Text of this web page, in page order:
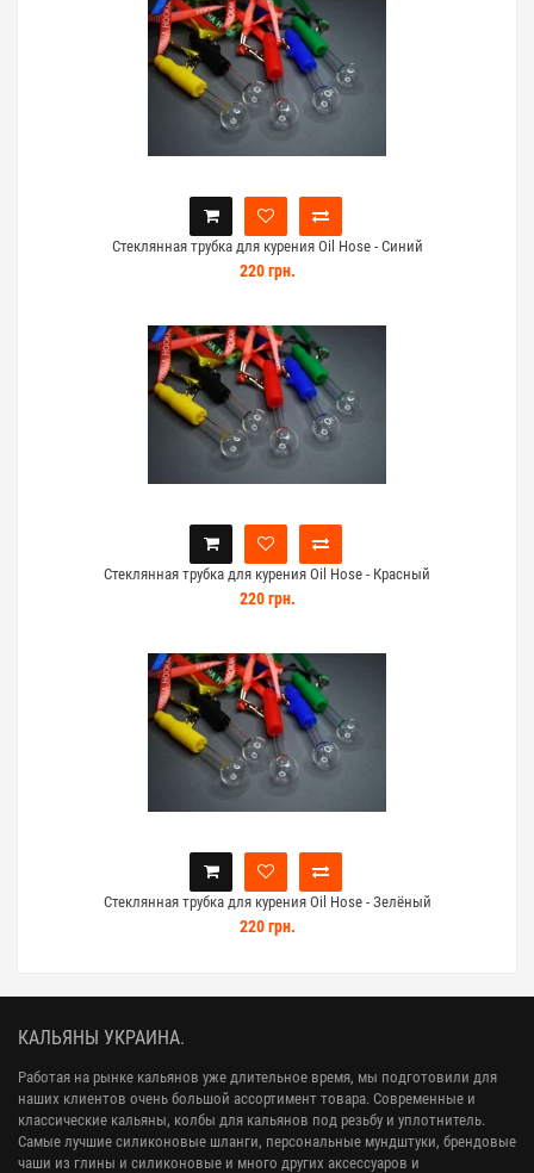
Стеклянная трубка для курения Oil Hose - Синий
220 грн.
Стеклянная трубка для курения Oil Hose - Красный
220 грн.
Стеклянная трубка для курения Oil Hose - Зелёный
220 грн.
КАЛЬЯНЫ УКРАИНА.
Работая на рынке кальянов уже длительное время, мы подготовили для
наших клиентов очень большой ассортимент товара. Современные и
классические кальяны, колбы для кальянов под резьбу и уплотнитель.
Самые лучшие силиконовые шланги, персональные мундштуки, брендовые
чаши из глины и силиконовые и много других аксессуаров и